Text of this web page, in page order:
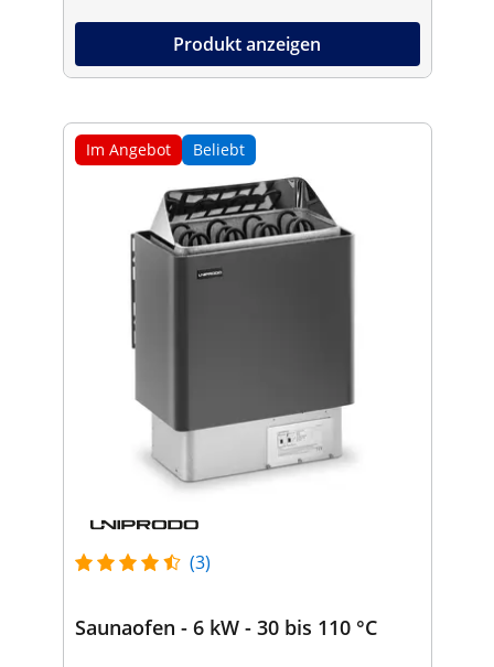
Produkt anzeigen
Im Angebot Beliebt
(3)
Saunaofen - 6 kW - 30 bis 110 °C